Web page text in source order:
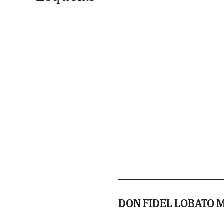
DON FIDEL LOBATO